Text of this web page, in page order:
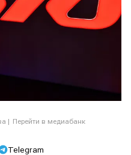
Перейти в медиабанк
Telegram